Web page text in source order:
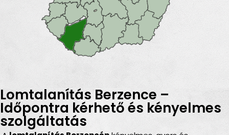
Lomtalanítás Berzence –
Időpontra kérhető és kényelmes
szolgáltatás